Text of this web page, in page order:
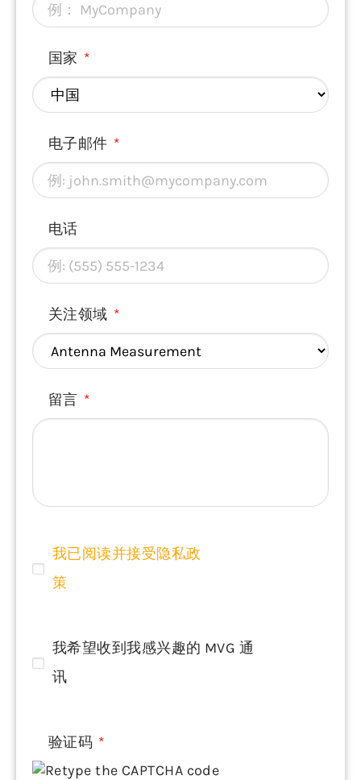
国家
电子邮件
电话
关注领域
留言
我已阅读并接受隐私政
策
我希望收到我感兴趣的 MVG 通
讯
验证码